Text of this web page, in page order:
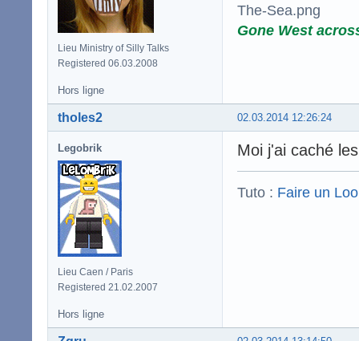
Lieu Ministry of Silly Talks
Registered 06.03.2008
Gone West
Hors ligne
02.03.2014 12:26:24
tholes2
Legobrik
Lieu Caen / Paris
Registered 21.02.2007
Moi j'ai caché
Tuto : Faire un
Hors ligne